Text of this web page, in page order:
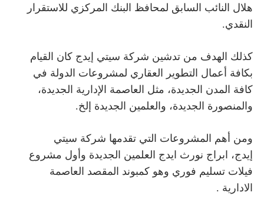
هلال النائب السابق لمحافظ البنك المركزي للاستقرار
النقدي.
كذلك الهدف من تدشين شركة سيتي إيدج كان القيام
بكافة أعمال التطوير العقاري لمشروعات الدولة في
كافة المدن الجديدة، مثل العاصمة الإدارية الجديدة،
والمنصورة الجديدة، والعلمين الجديدة إلخ.
ومن أهم المشروعات التي تقدمها شركة سيتي
إيدج،
ابراج نورث ايدج العلمين الجديدة وأول مشروع
فيلات تسليم فوري وهو كمبوند المقصد العاصمة
الادارية .